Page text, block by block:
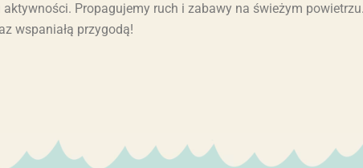
Propagujemy ruch i zabawy na świeżym
wspaniałą przygodą!